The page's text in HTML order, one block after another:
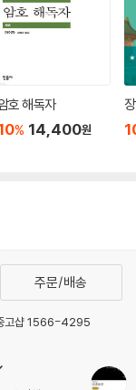
습유기》를 악평한다.
한데다 야하고 천박
연간의 학자 고춘
새겨두었다. 한 손님
타깝구먼! 소백온도
거늘. 이토록 오래 전
진기하고 훌륭한 것들
어서 경전의 요체는
었더니 이제야 작자
을 주워 모은 내용은
이른바 옛일로 현재
(興亡)의 이치가 핵심
호 해독자
% 14,400원
주문/배송
고샵 1566-4295